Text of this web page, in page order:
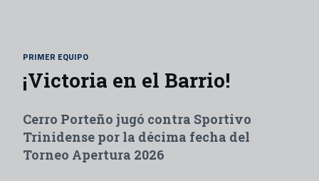
PRIMER EQUIPO
¡Victoria en el Barrio!
Cerro Porteño jugó contra Sportivo
Trinidense por la décima fecha del
Torneo Apertura 2026